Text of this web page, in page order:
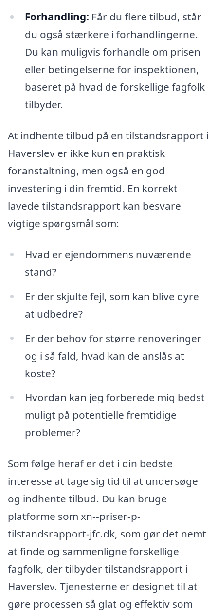
Forhandling: Får du flere tilbud, står
du også stærkere i forhandlingerne.
Du kan muligvis forhandle om prisen
eller betingelserne for inspektionen,
baseret på hvad de forskellige fagfolk
tilbyder.
At indhente tilbud på en tilstandsrapport i
Haverslev er ikke kun en praktisk
foranstaltning, men også en god
investering i din fremtid. En korrekt
lavede tilstandsrapport kan besvare
vigtige spørgsmål som:
Hvad er ejendommens nuværende
stand?
Er der skjulte fejl, som kan blive dyre
at udbedre?
Er der behov for større renoveringer
og i så fald, hvad kan de anslås at
koste?
Hvordan kan jeg forberede mig bedst
muligt på potentielle fremtidige
problemer?
Som følge heraf er det i din bedste
interesse at tage sig tid til at undersøge
og indhente tilbud. Du kan bruge
platforme som xn--priser-p-
tilstandsrapport-jfc.dk, som gør det nemt
at finde og sammenligne forskellige
fagfolk, der tilbyder tilstandsrapport i
Haverslev. Tjenesterne er designet til at
gøre processen så glat og effektiv som